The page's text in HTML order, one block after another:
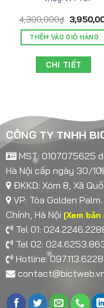
4,300,000₫
THÊM VÀO GIỎ HÀNG
CHI TIẾT
CÔNG TY TNHH
MST: 0107075625
Hà Nội cấp ngày 30/
ĐKKD: Xóm 8, Xã
VP: Tòa Golden
Chính, Hà Nội [Xem bản
Tel 01:
Tel 02:
Hotline: 097.113.6228